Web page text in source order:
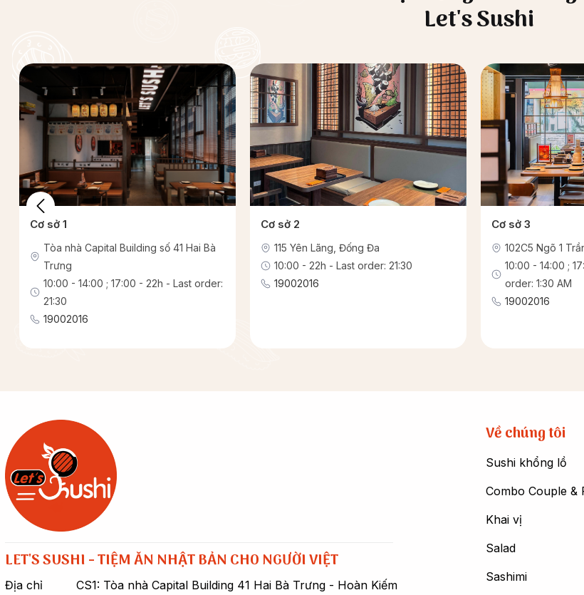
Let's Sushi
Cơ sở 1
Tòa nhà Capital Building số 41 Hai Bà
Trưng
10:00 - 14:00 ; 17:00 - 22h - Last order:
21:30
19002016
Cơ sở 2
115 Yên Lãng, Đống Đa
10:00 - 22h - Last order: 21:30
19002016
Cơ sở 3
102C5 Ngõ 1
10:00 - 14:00 ;
order: 1:30 AM
19002016
LET'S SUSHI - TIỆM ĂN NHẬT BẢN CHO NGƯỜI VIỆT
Địa chỉ CS1: Tòa nhà Capital Building 41 Hai Bà Trưng - Hoàn Kiếm
Về chúng tôi
Sushi khổng lồ
Combo Couple &
Khai vị
Salad
Sashimi